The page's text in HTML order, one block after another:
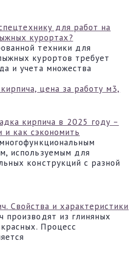
для работ на
курортах?
техники для
курортов требует
и учета множества
кирпича в 2025 году –
и как сэкономить
используемым для
конструкций с разной
Свойства и характеристики
производят из глиняных
Процесс